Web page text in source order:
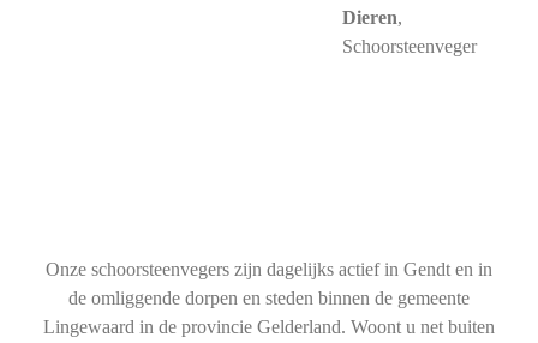
Dieren,
Schoorsteenveger
Onze schoorsteenvegers zijn dagelijks actief in Gendt en in
de omliggende dorpen en steden binnen de gemeente
Lingewaard in de provincie Gelderland. Woont u net buiten